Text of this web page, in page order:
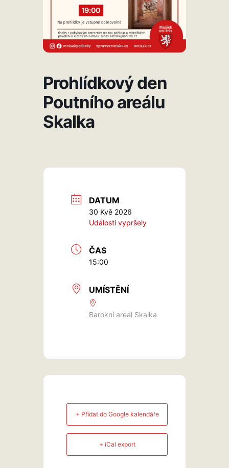
Prohlídkový den
Poutního areálu
Skalka
DATUM
30 Kvě 2026
Události vypršely
ČAS
15:00
UMÍSTĚNÍ
Barokní areál Skalka
+ Přidat do Google kalendáře
+ iCal export